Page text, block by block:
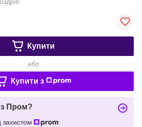
Купити
або
Купити з
з Пром?
захистом